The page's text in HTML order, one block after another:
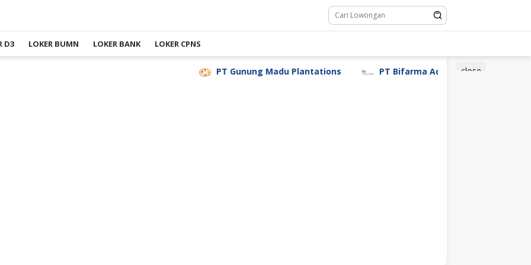
D3 LOKER BUMN LOKER BANK LOKER CPNS
close
PT Gunung Madu Plantations PT Bifarma Adiluhung (a Kalbe